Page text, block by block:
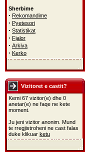
Sherbime
· Rekomandime
· Pyetesori
· Statistikat
· Fjalor
· Arkiva
· Kerko
Vizitoret e castit?
Kemi 67 vizitor(e) dhe 0
anetar(e) ne faqe ne kete
moment.
Ju jeni vizitor anonim. Mund
te rregjistroheni ne cast falas
duke klikuar ketu